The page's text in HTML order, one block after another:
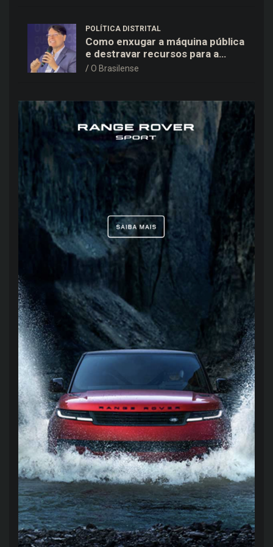
POLÍTICA DISTRITAL
Como enxugar a máquina pública
e destravar recursos para a
saúde e educação no DF
O Brasilense